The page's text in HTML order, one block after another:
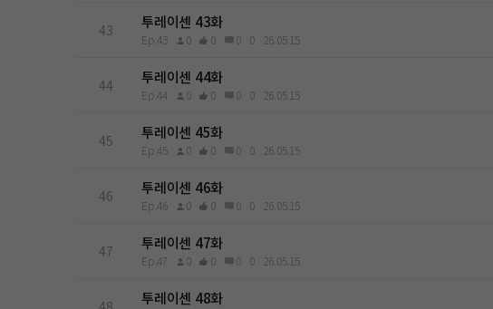
43 투레이센 43화
Ep.43 0 0 0 0 26.05.15
44 투레이센 44화
Ep.44 0 0 0 0 26.05.15
45 투레이센 45화
Ep.45 0 0 0 0 26.05.15
46 투레이센 46화
Ep.46 0 0 0 0 26.05.15
47 투레이센 47화
Ep.47 0 0 0 0 26.05.15
투레이센 48화